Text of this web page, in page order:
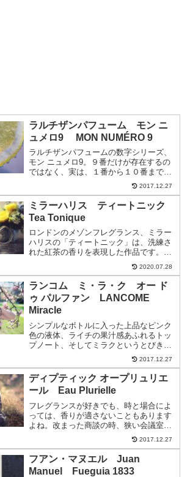
ラルチザンパフューム モン ニ
ュメロ9 MON NUMÉRO 9
ラルチザンパフュームの数字シリーズ、
モン ニュメロ9。９番だけが存在するの
ではなく、実は、１番から１０番までの
作品があった中の１つです。ラルチザン
パフュームは商品の改廃が頻繁にあるブ
ランドで、数字シリーズもなくなってし
まいました。そして、現...
2017.12.27
ミラーハリス ティートニック
Tea Tonique
ロンドンのメゾンフレグランス、ミラー
ハリスの「ティートニック」は、洗練さ
れた紅茶の香りを表現した作品です。初
夏を思わせる、シトラスグリーンがさわ
やかなアイスティーのイメージです。ミ
ラーハリス ティートニック オードパ
ルファムティートニックの...
2020.07.28
ランコム ミ・ラ・ク オー ド
ゥ パルファン LANCOME
Miracle
シンプルなボトルに入った上品なピンク
色の液体、ライチの果汁感あふれるトッ
プノート、そしてミラクというとびきり
の幸運が訪れるかのようなネーミング。
2000年の発売から２０年近くが経とうと
しているのに、まったく色褪せることの
ないスパイシーフロー...
2017.12.27
ディプティック オープリュリエ
ール Eau Plurielle
フレグランスが好きでも、時と場合によ
っては、香りが適さないこともあります
よね。改まった商談の時、狭い会議室な
ど他人と近い距離で過ごさなければなら
ない時、ヨガのレッスンに出る前など。
オシャレのつもりが、うっかり香害なん
てことに・・・そんな時は...
2017.12.27
フアン・マヌエル Juan
Manuel Fueguia 1833